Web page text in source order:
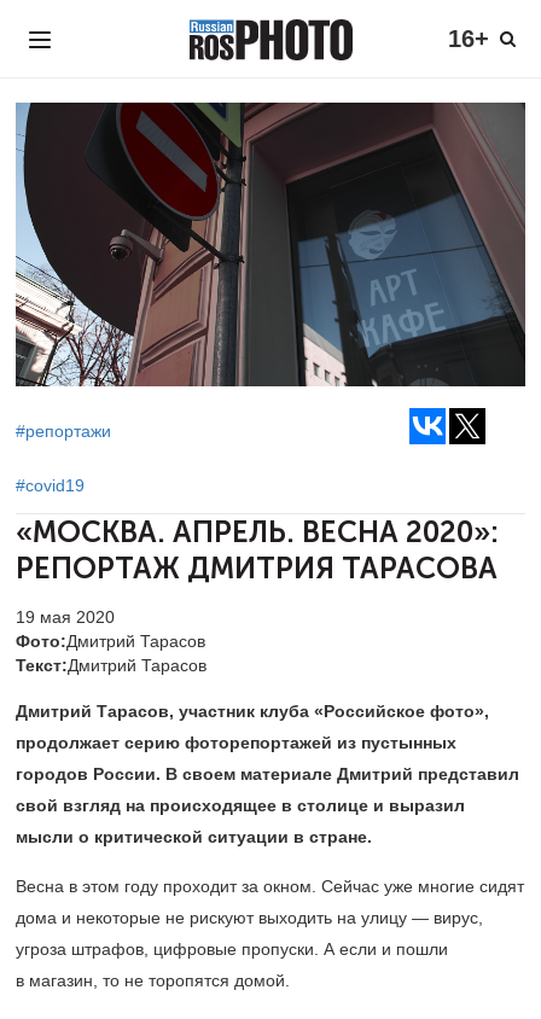
16+
#репортажи
#covid19
«МОСКВА. АПРЕЛЬ. ВЕСНА 2020»:
РЕПОРТАЖ ДМИТРИЯ ТАРАСОВА
19 мая 2020
Фото:Дмитрий Тарасов
Текст:Дмитрий Тарасов
Дмитрий Тарасов, участник клуба «Российское фото»,
продолжает серию фоторепортажей из пустынных
городов России. В своем материале Дмитрий представил
свой взгляд на происходящее в столице и выразил
мысли о критической ситуации в стране.
Весна в этом году проходит за окном. Сейчас уже многие сидят
дома и некоторые не рискуют выходить на улицу — вирус,
угроза штрафов, цифровые пропуски. А если и пошли
в магазин, то не торопятся домой.